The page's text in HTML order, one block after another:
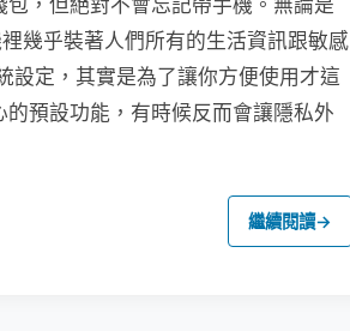
幾乎裝著人們所有的生活資訊跟敏感
設定，其實是為了讓你方便使用才這
預設功能，有時候反而會讓隱私外
繼續閱讀→